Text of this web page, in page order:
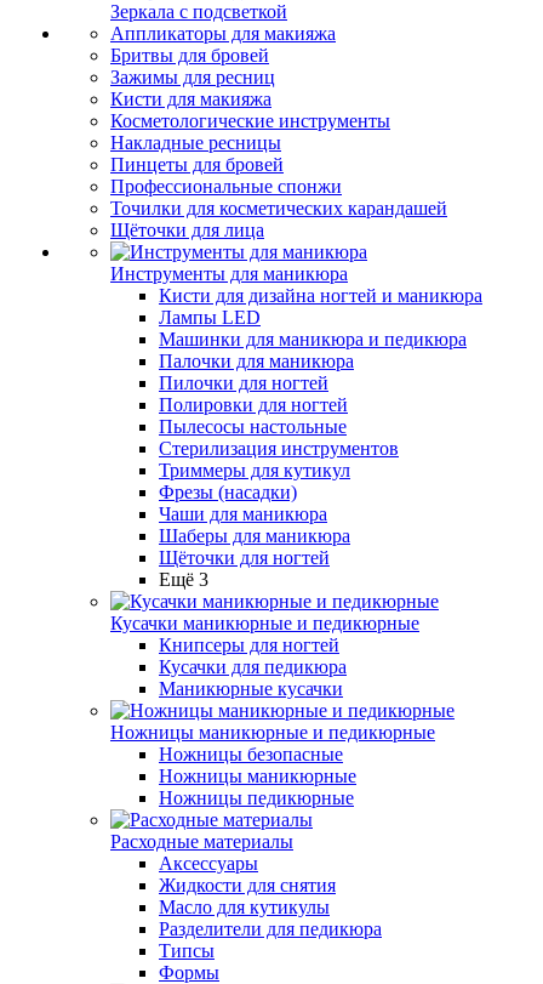
Зеркала с подсветкой
Аппликаторы для макияжа
Бритвы для бровей
Зажимы для ресниц
Кисти для макияжа
Косметологические инструменты
Накладные ресницы
Пинцеты для бровей
Профессиональные спонжи
Точилки для косметических карандашей
Щёточки для лица
Инструменты для маникюра
Кисти для дизайна ногтей и маникюра
Лампы LED
Машинки для маникюра и педикюра
Палочки для маникюра
Пилочки для ногтей
Полировки для ногтей
Пылесосы настольные
Стерилизация инструментов
Триммеры для кутикул
Фрезы (насадки)
Чаши для маникюра
Шаберы для маникюра
Щёточки для ногтей
Ещё 3
Кусачки маникюрные и педикюрные
Книпсеры для ногтей
Кусачки для педикюра
Маникюрные кусачки
Ножницы маникюрные и педикюрные
Ножницы безопасные
Ножницы маникюрные
Ножницы педикюрные
Расходные материалы
Аксессуары
Жидкости для снятия
Масло для кутикулы
Разделители для педикюра
Типсы
Формы